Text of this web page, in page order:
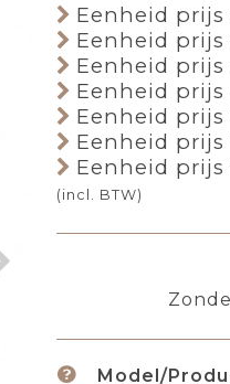
Eenheid prijs
Eenheid prijs
Eenheid prijs
Eenheid prijs
Eenheid prijs
Eenheid prijs
Eenheid prijs
(incl. BTW)
Model/